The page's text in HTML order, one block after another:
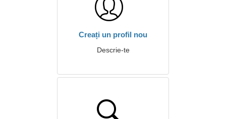
Creați un profil nou
Descrie-te